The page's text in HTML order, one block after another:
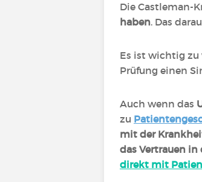
Die Castleman-
haben. Das
Es ist wichtig zu
Prüfung einen
Auch wenn das
zu
mit der
das Vertrauen
direkt mit